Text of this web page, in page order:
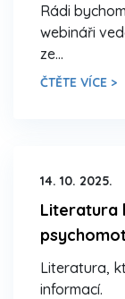
Rádi
webináři
ze…
ČTĚTE VÍCE >
14. 10. 2025.
Literatura
Literatura,
informací.